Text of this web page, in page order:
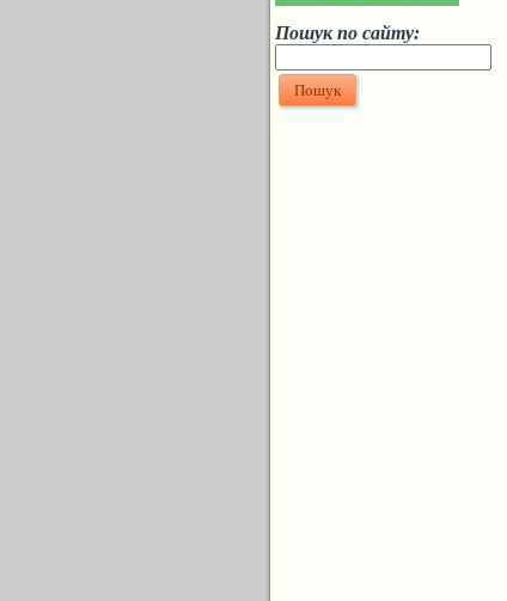
Пошук по сайту: